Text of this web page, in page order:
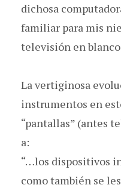
dichosa
familiar para mis
televisión en
La vertiginosa
instrumentos en
“pantallas” (antes
a:
“…los dispositivos
como también se